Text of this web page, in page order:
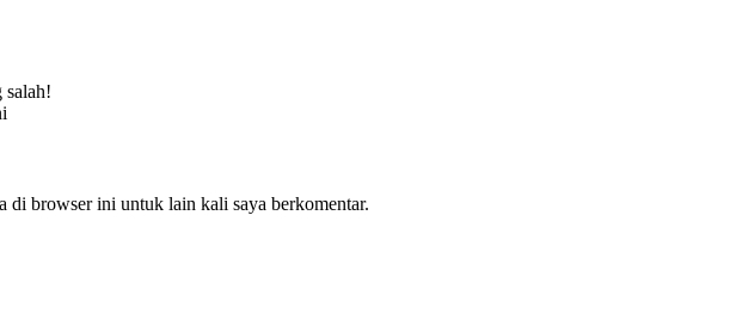
salah!
di browser ini untuk lain kali saya berkomentar.